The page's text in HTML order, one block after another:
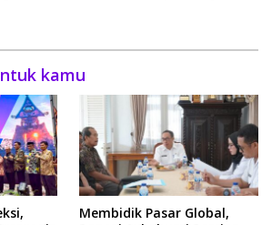
kamu
Membidik Pasar Global,